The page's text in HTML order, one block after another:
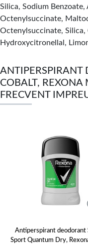
Silica, Sodium
Octenylsuccinate,
Octenylsuccinate,
Hydroxycitronellal,
ANTIPERSPIRANT
COBALT,
FRECVENT
Antiperspirant deodorant
Sport Quantum Dry,